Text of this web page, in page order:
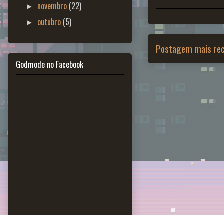
Postagem mais
► novembro (22)
► outubro (5)
Godmode no Facebook